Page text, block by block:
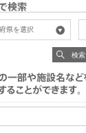
検索